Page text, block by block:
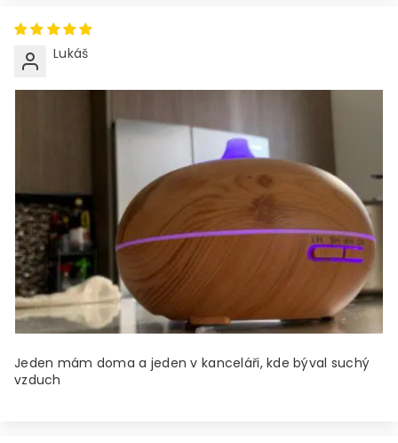
Lukáš
Jeden mám doma a jeden v kanceláři, kde býval suchý
vzduch